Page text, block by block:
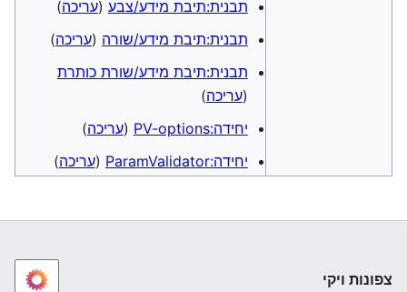
תבנית:תיבת מידע/צבע (עריכה)
תבנית:תיבת מידע/שורה (עריכה)
תבנית:תיבת מידע/שורת כותרת
(עריכה)
יחידה:PV-options
(עריכה)
יחידה:ParamValidator
(עריכה)
צפונות ויקי